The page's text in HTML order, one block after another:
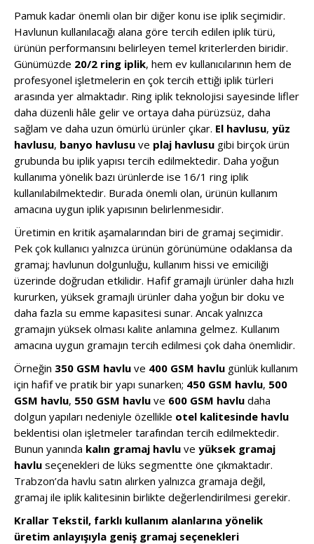
Pamuk kadar önemli olan bir diğer konu ise iplik seçimidir.
Havlunun kullanılacağı alana göre tercih edilen iplik türü,
ürünün performansını belirleyen temel kriterlerden biridir.
Günümüzde 20/2 ring iplik, hem ev kullanıcılarının hem de
profesyonel işletmelerin en çok tercih ettiği iplik türleri
arasında yer almaktadır. Ring iplik teknolojisi sayesinde lifler
daha düzenli hâle gelir ve ortaya daha pürüzsüz, daha
sağlam ve daha uzun ömürlü ürünler çıkar. El havlusu, yüz
havlusu, banyo havlusu ve plaj havlusu gibi birçok ürün
grubunda bu iplik yapısı tercih edilmektedir. Daha yoğun
kullanıma yönelik bazı ürünlerde ise 16/1 ring iplik
kullanılabilmektedir. Burada önemli olan, ürünün kullanım
amacına uygun iplik yapısının belirlenmesidir.
Üretimin en kritik aşamalarından biri de gramaj seçimidir.
Pek çok kullanıcı yalnızca ürünün görünümüne odaklansa da
gramaj; havlunun dolgunluğu, kullanım hissi ve emiciliği
üzerinde doğrudan etkilidir. Hafif gramajlı ürünler daha hızlı
kururken, yüksek gramajlı ürünler daha yoğun bir doku ve
daha fazla su emme kapasitesi sunar. Ancak yalnızca
gramajın yüksek olması kalite anlamına gelmez. Kullanım
amacına uygun gramajın tercih edilmesi çok daha önemlidir.
Örneğin 350 GSM havlu ve 400 GSM havlu günlük kullanım
için hafif ve pratik bir yapı sunarken; 450 GSM havlu, 500
GSM havlu, 550 GSM havlu ve 600 GSM havlu daha
dolgun yapıları nedeniyle özellikle otel kalitesinde havlu
beklentisi olan işletmeler tarafından tercih edilmektedir.
Bunun yanında kalın gramaj havlu ve yüksek gramaj
havlu seçenekleri de lüks segmentte öne çıkmaktadır.
Trabzon’da havlu satın alırken yalnızca gramaja değil,
gramaj ile iplik kalitesinin birlikte değerlendirilmesi gerekir.
Krallar Tekstil, farklı kullanım alanlarına yönelik
üretim anlayışıyla geniş gramaj seçenekleri